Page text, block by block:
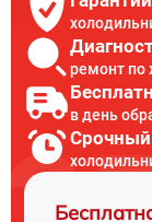
ремонт по
в день